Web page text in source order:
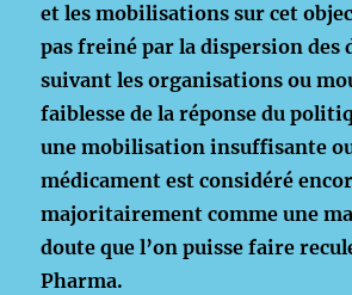
et les mobilisations sur cet
pas freiné par la dispersion
suivant les organisations ou
faiblesse de la réponse du
une mobilisation insuffisante
médicament est considéré
majoritairement comme une
doute que l’on puisse faire
Pharma.